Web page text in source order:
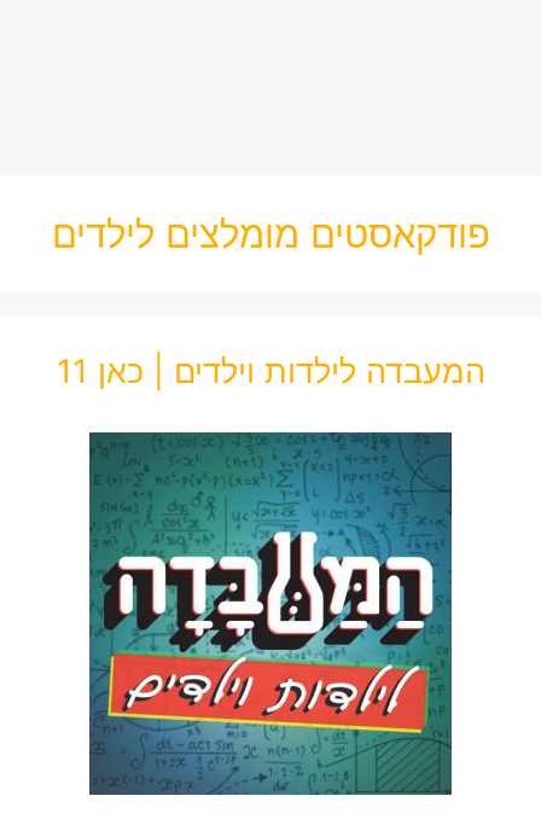
פודקאסטים מומלצים לילדים
המעבדה לילדות וילדים | כאן 11